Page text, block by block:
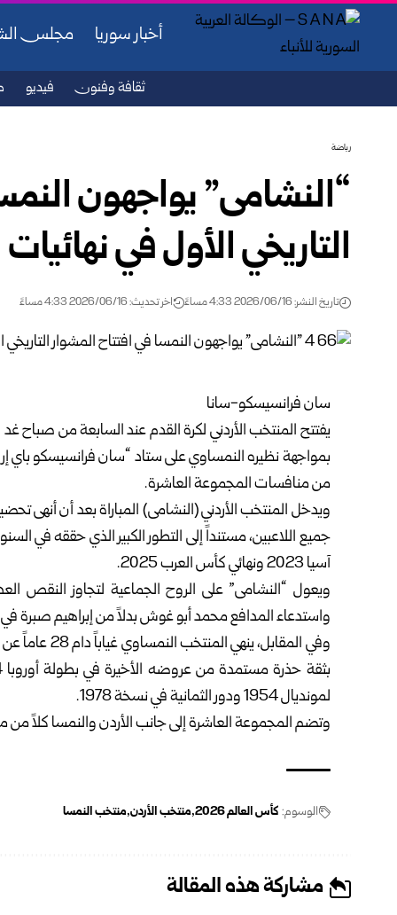
أخبار سوريا مجلس
ثقافة وفنون فيديو
رياضة
“النشامى” يواجهون
التاريخي الأول في نهائيات
تاريخ النشر: 2026/06/16 4:33 مساءً اخر تحديث: 2026/06/16 4:33 مساءً
سان فرانسيسكو-سانا
بمواجهة نظيره النمساوي على ستاد “سان فرانسيسكو باي
من منافسات المجموعة العاشرة.
ويدخل المنتخب الأردني (النشامى) المباراة بعد أن أنهى
جميع اللاعبين، مستنداً إلى التطور الكبير الذي حققه في
آسيا 2023 ونهائي كأس العرب 2025.
ويعول “النشامى” على الروح الجماعية لتجاوز النقص
واستدعاء المدافع محمد أبو غوش بدلاً من إبراهيم صبرة في
وفي المقابل،
لمونديال 1954 ودور الثمانية في نسخة 1978.
وتضم المجموعة العاشرة إلى جانب الأردن والنمسا كلاً من
الوسوم: كأس العالم ‌‏2026‏ منتخب الأردن منتخب النمسا
مشاركة هذه المقالة